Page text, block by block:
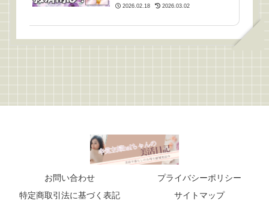
2026.02.18 2026.03.02
お問い合わせ
プライバシーポリシー
特定商取引法に基づく表記
サイトマップ